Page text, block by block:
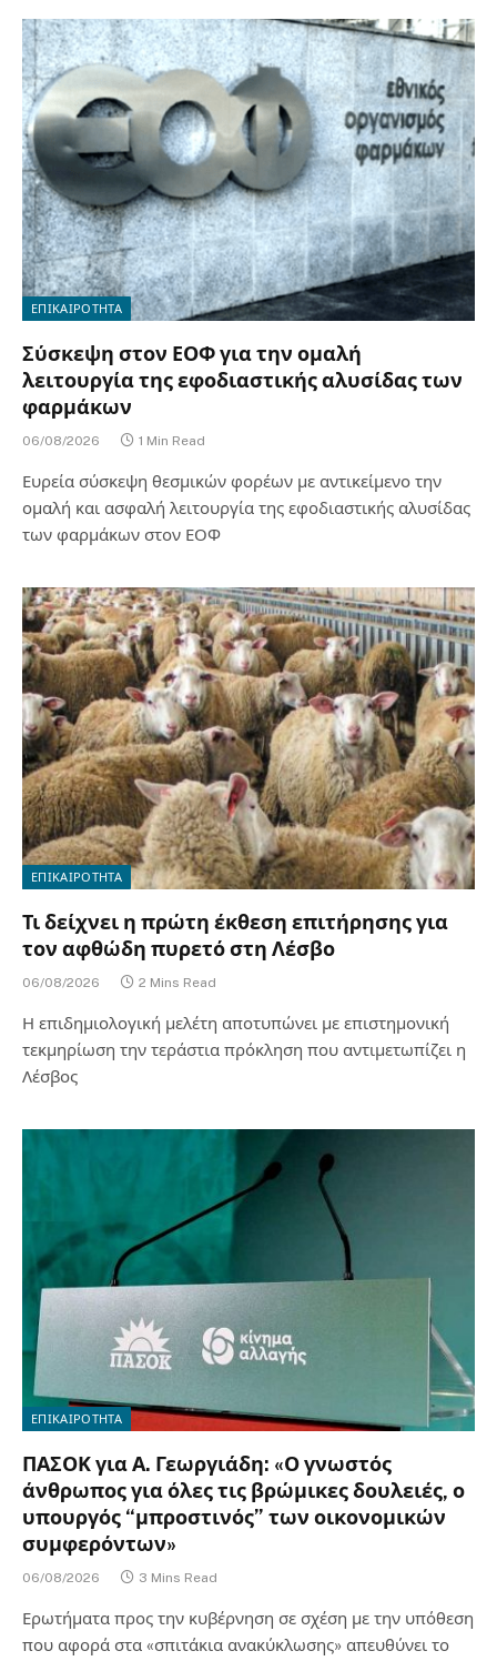
ΕΠΙΚΑΙΡΟΤΗΤΑ
Σύσκεψη στον ΕΟΦ για την ομαλή
λειτουργία της εφοδιαστικής αλυσίδας των
φαρμάκων
06/08/2026 1 Min Read
Ευρεία σύσκεψη θεσμικών φορέων με αντικείμενο την
ομαλή και ασφαλή λειτουργία της εφοδιαστικής αλυσίδας
των φαρμάκων στον ΕΟΦ
ΕΠΙΚΑΙΡΟΤΗΤΑ
Τι δείχνει η πρώτη έκθεση επιτήρησης για
τον αφθώδη πυρετό στη Λέσβο
06/08/2026 2 Mins Read
Η επιδημιολογική μελέτη αποτυπώνει με επιστημονική
τεκμηρίωση την τεράστια πρόκληση που αντιμετωπίζει η
Λέσβος
ΕΠΙΚΑΙΡΟΤΗΤΑ
ΠΑΣΟΚ για Α. Γεωργιάδη: «Ο γνωστός
άνθρωπος για όλες τις βρώμικες δουλειές, ο
υπουργός “μπροστινός” των οικονομικών
συμφερόντων»
06/08/2026 3 Mins Read
Ερωτήματα προς την κυβέρνηση σε σχέση με την υπόθεση
που αφορά στα «σπιτάκια ανακύκλωσης» απευθύνει το